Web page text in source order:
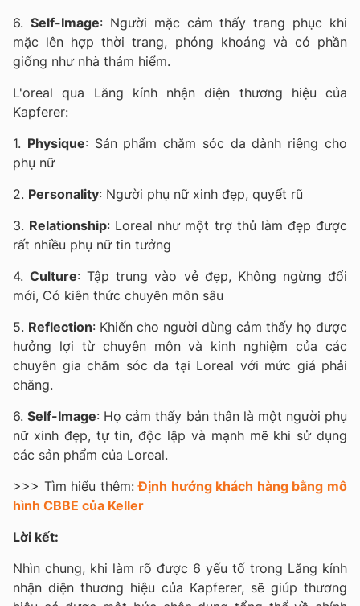
6. Self-Image: Người mặc cảm thấy trang phục khi
mặc lên hợp thời trang, phóng khoáng và có phần
giống như nhà thám hiểm.
L'oreal qua Lăng kính nhận diện thương hiệu của
Kapferer:
1. Physique: Sản phẩm chăm sóc da dành riêng cho
phụ nữ
2. Personality: Người phụ nữ xinh đẹp, quyết rũ
3. Relationship: Loreal như một trợ thủ làm đẹp được
rất nhiều phụ nữ tin tưởng
4.Culture: Tập trung vào vẻ đẹp, Không ngừng đổi
mới, Có kiên thức chuyên môn sâu
5. Reflection: Khiến cho người dùng cảm thấy họ được
hưởng lợi từ chuyên môn và kinh nghiệm của các
chuyên gia chăm sóc da tại Loreal với mức giá phải
chăng.
6.Self-Image: Họ cảm thấy bản thân là một người phụ
nữ xinh đẹp, tự tin, độc lập và mạnh mẽ khi sử dụng
các sản phẩm của Loreal.
>>> Tìm hiểu thêm:Định hướng khách hàng bằng mô
hình CBBE của Keller
Lời kết:
Nhìn chung, khi làm rõ được 6 yếu tố trong Lăng kính
nhận diện thương hiệu của Kapferer, sẽ giúp thương